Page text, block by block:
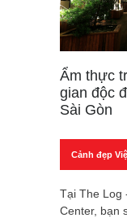
Ẩm thực
gian độc
Sài Gòn
Cảnh đẹp
Tại The Log
Center, bạn